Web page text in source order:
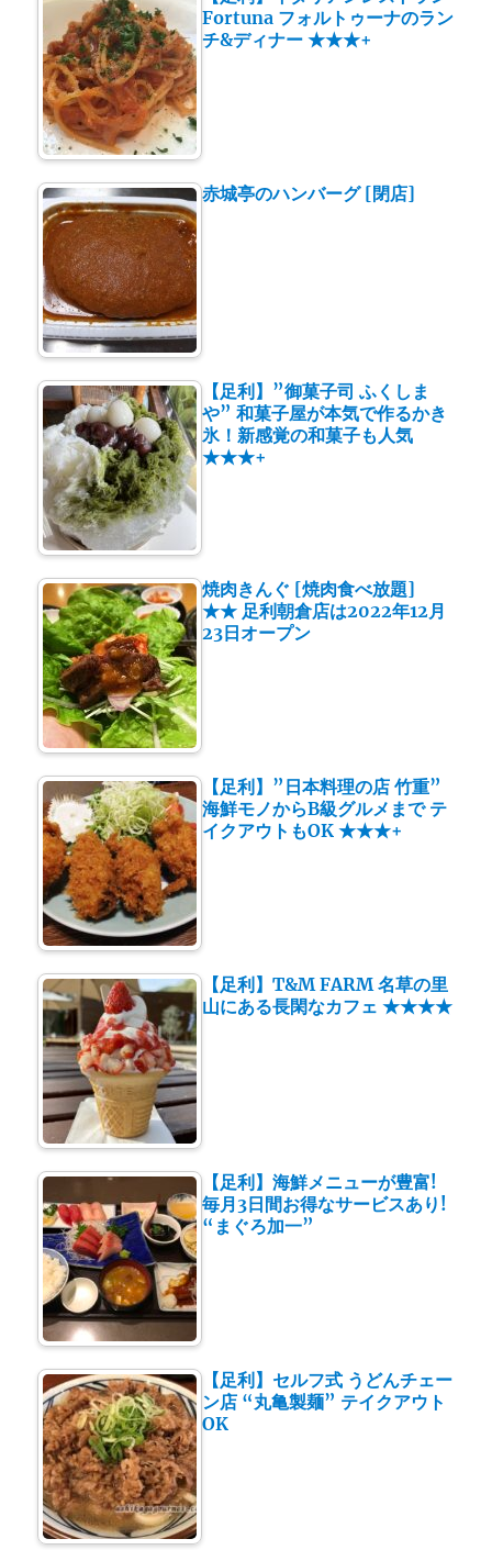
Fortuna フォルトゥーナのラン
チ&ディナー ★★★+
赤城亭のハンバーグ [閉店]
【足利】”御菓子司 ふくしま
や” 和菓子屋が本気で作るかき
氷！新感覚の和菓子も人気
★★★+
焼肉きんぐ [焼肉食べ放題]
★★ 足利朝倉店は2022年12月
23日オープン
【足利】”日本料理の店 竹重”
海鮮モノからB級グルメまで テ
イクアウトもOK ★★★+
【足利】T&M FARM 名草の里
山にある長閑なカフェ ★★★★
【足利】海鮮メニューが豊富!
毎月3日間お得なサービスあり!
“まぐろ加一”
【足利】セルフ式 うどんチェー
ン店 “丸亀製麺” テイクアウト
OK